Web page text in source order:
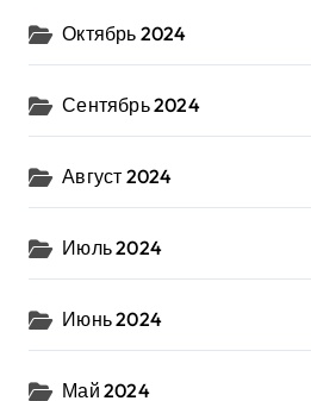
Октябрь 2024
Сентябрь 2024
Август 2024
Июль 2024
Июнь 2024
Май 2024